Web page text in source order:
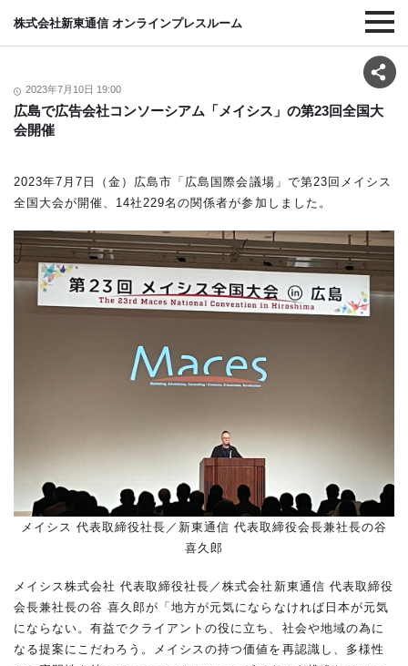
株式会社新東通信 オンラインプレスルーム
2023年7月10日 19:00
広島で広告会社コンソーシアム「メイシス」の第23回全国大
会開催
2023年7月7日（金）広島市「広島国際会議場」で第23回メイシス
全国大会が開催、14社229名の関係者が参加しました。
メイシス 代表取締役社長／新東通信 代表取締役会長兼社長の谷
喜久郎
メイシス株式会社 代表取締役社長／株式会社新東通信 代表取締役
会長兼社長の谷 喜久郎が「地方が元気にならなければ日本が元気
にならない。有益でクライアントの役に立ち、社会や地域の為に
なる提案にこだわろう。メイシスの持つ価値を再認識し、多様性